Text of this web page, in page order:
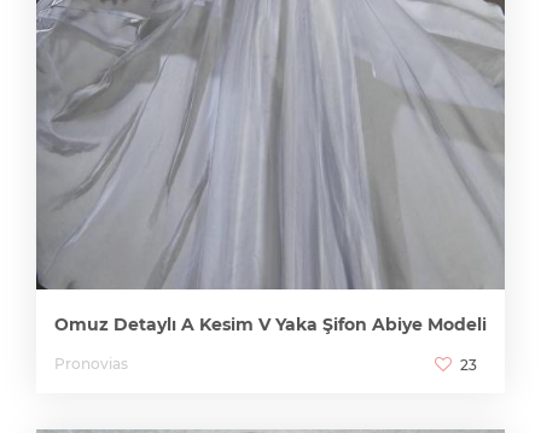
Omuz Detaylı A Kesim V Yaka Şifon Abiye Modeli
Pronovias 23